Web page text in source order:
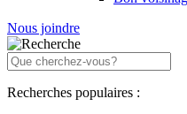
Nous joindre
Recherches populaires :